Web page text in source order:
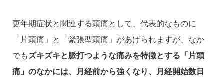
更年期症状と関連する頭痛として、代表的なものに
「片頭痛」と「緊張型頭痛」があげられますが、なか
でも ズキズキと脈打つような痛みを特徴とする「片頭
痛」のなかには、月経前から強くなり、月経開始数日